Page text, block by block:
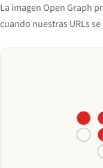
La imagen Open Graph
cuando nuestras URLs